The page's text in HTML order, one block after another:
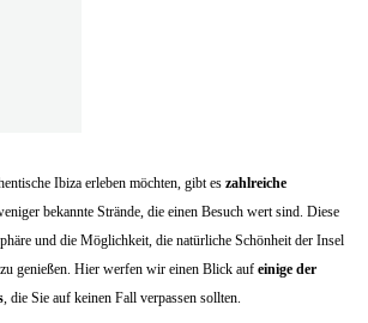
Ibiza erleben möchten, gibt es zahlreiche
bekannte Strände, die einen Besuch wert sind. Diese
und die Möglichkeit, die natürliche Schönheit der Insel
genießen. Hier werfen wir einen Blick auf einige der
, die Sie auf keinen Fall verpassen sollten.